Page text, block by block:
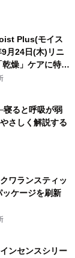
Plus(モイス
9月24日(木)リニ
燥」ケアに特化
に満ちた肌へ
ると呼吸が弱
さしく解説する
ワランスティッ
ケージを刷新
ンセンスシリー